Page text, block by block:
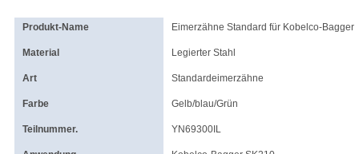
Produkt-Name Eimerzähne Standard für Kobelco-Bagger
Material Legierter Stahl
Art Standardeimerzähne
Farbe Gelb/blau/Grün
Teilnummer. YN69300IL